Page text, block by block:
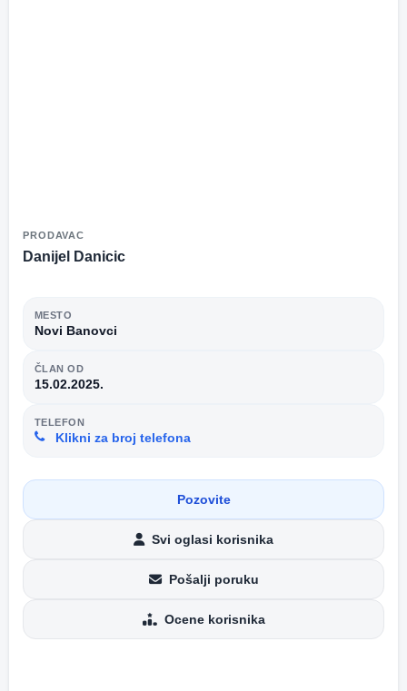
PRODAVAC
Danijel Danicic
MESTO
Novi Banovci
ČLAN OD
15.02.2025.
TELEFON
Klikni za broj telefona
Pozovite
Svi oglasi korisnika
Pošalji poruku
Ocene korisnika